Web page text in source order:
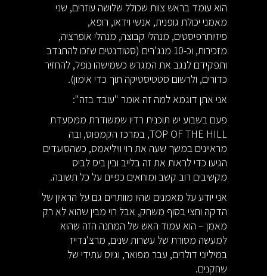
הוא עומד בראש צוות שכולל שלושה עוזרים, שני
מאמני יכולת גופנית, אנשי וידאו, רופא,
פיזיותרפיסטים, מנהלי קבוצה, מנהלי אופרציה,
מזכירות, וכ-10 מנג'רים (סטודנטים שזכו להתנדב
ותפקידם לנגב את המגרש כשמישהו נופל, להחזיר
כדורים, ולרשום סטטיסטיקה תוך כדי אימון).
אני אתן דוגמא למה זה אומר "עובד בזה":
פעם בשבוע יש תוכנית רדיו שמשודרת ממסעדת
TOP OF THE HILL, במרכז הקמפוס, ובה
מראיינים במשך שעה את רוי וויליאמס, כשהסועדים
הגיעו כדי לראות את זה בלייב ובין ביס לביס
מקשיבים רוב קשב ומוחאים כפיים על כל תשובה.
אני יודע על מאמנים שהיו מוותרים גם על הראיון של
הדקה וחצי בסוף משחק, אבל רוי מבין שהוא לא רק
מאמן – הוא עמוד האש של המחנה הזה שהוא
למעשה מסורת של עשרות שנים, מרצ'נדייז
במיליוני דולרים, עבר מפואר, וגיוס עתידי של
שחקנים.